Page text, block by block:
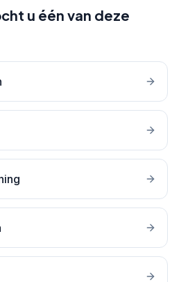
u één van deze